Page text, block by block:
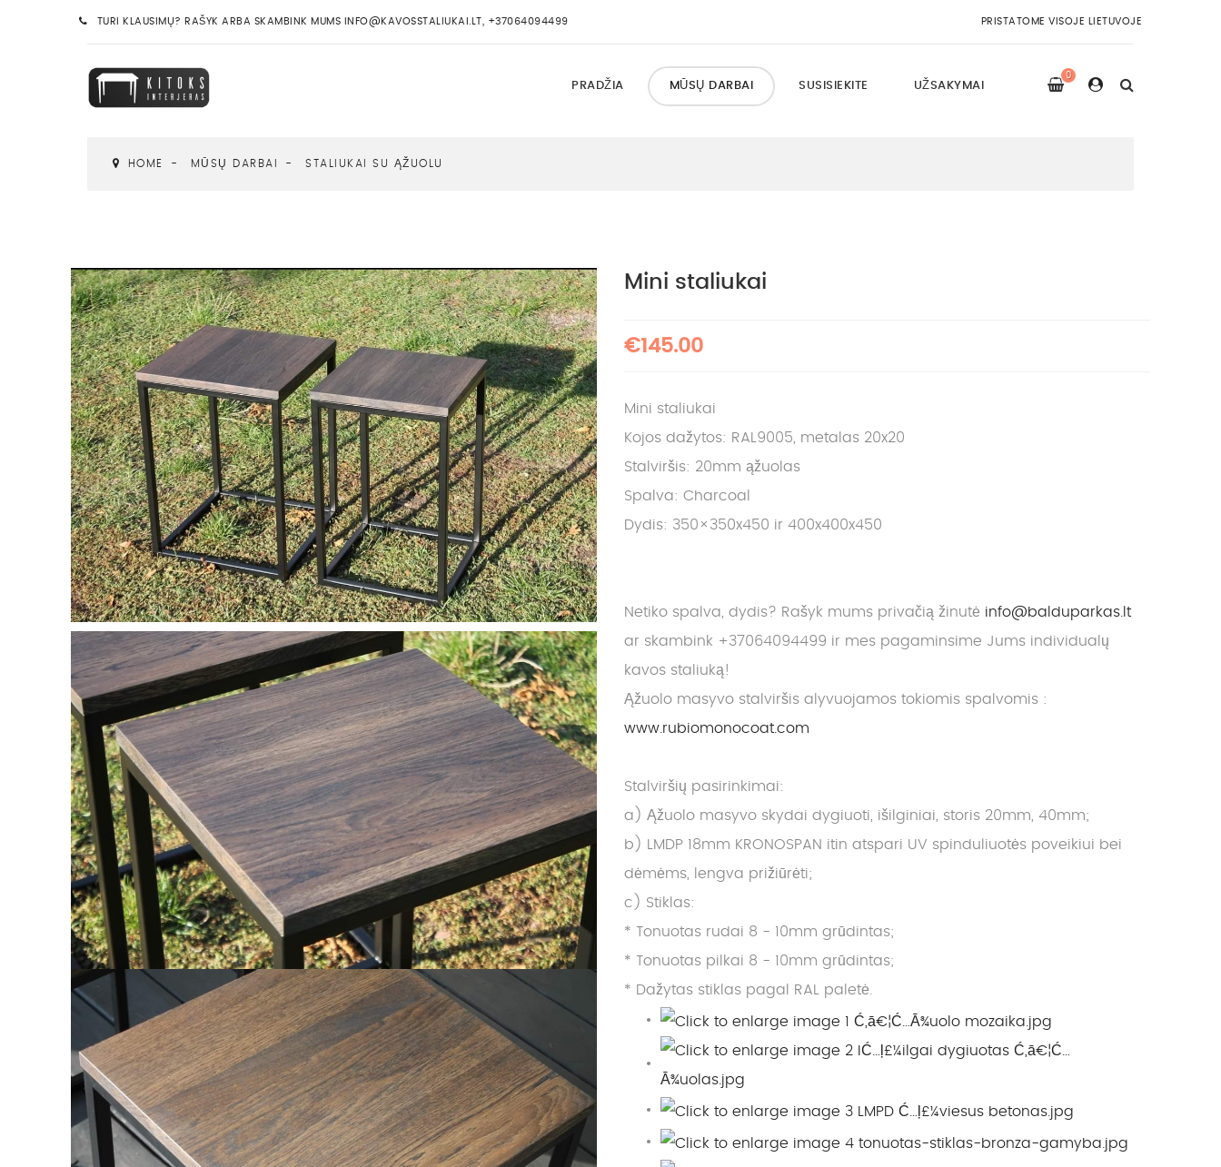
TURI KLAUSIMŲ? RAŠYK ARBA SKAMBINK MUMS INFO@KAVOSSTALIUKAI.LT, +37064094499 PRISTATOME VISOJE LIETUVOJE
PRADŽIA MŪSŲ DARBAI SUSISIEKITE UŽSAKYMAI
0
HOME MŪSŲ DARBAI STALIUKAI SU ĄŽUOLU
Mini staliukai
€145.00
Mini staliukai
Kojos dažytos: RAL9005, metalas 20x20
Stalviršis: 20mm ąžuolas
Spalva: Charcoal
Dydis: 350×350x450 ir 400x400x450
Netiko spalva, dydis? Rašyk mums privačią žinutė info@balduparkas.lt
ar skambink +37064094499 ir mes pagaminsime Jums individualų
kavos staliuką!
Ąžuolo masyvo stalviršis alyvuojamos tokiomis spalvomis :
www.rubiomonocoat.com
Stalviršių pasirinkimai:
a) Ąžuolo masyvo skydai dygiuoti, išilginiai, storis 20mm, 40mm;
b) LMDP 18mm KRONOSPAN itin atspari UV spinduliuotės poveikiui bei
dėmėms, lengva prižiūrėti;
c) Stiklas:
* Tonuotas rudai 8 - 10mm grūdintas;
* Tonuotas pilkai 8 - 10mm grūdintas;
* Dažytas stiklas pagal RAL paletė.